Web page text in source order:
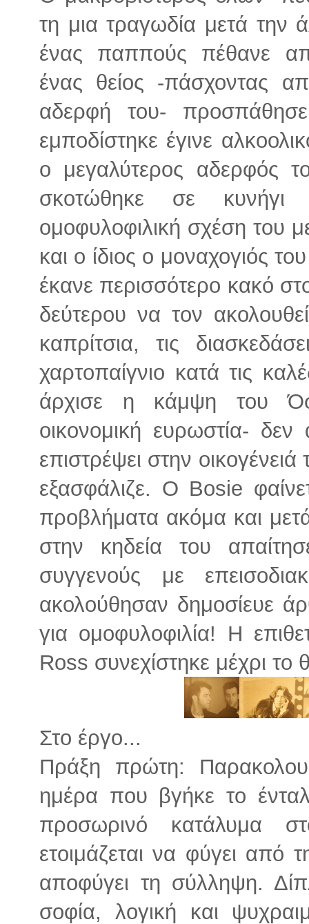
τη μια τραγωδία μετά την
ένας παππούς πέθανε
ένας θείος -πάσχοντας
αδερφή του-
εμποδίστηκε έγινε
ο μεγαλύτερος αδερφός
σκοτώθηκε σε
ομοφυλοφιλική σχέση του
και ο ίδιος ο μοναχογιός
έκανε περισσότερο κακό
δεύτερου να τον
καπρίτσια, τις
χαρτοπαίγνιο κατά τις
άρχισε η κάμψη του
οικονομική ευρωστία-
επιστρέψει στην
εξασφάλιζε. Ο Bosie
προβλήματα ακόμα και
στην κηδεία του
συγγενούς με
ακολούθησαν δημοσίευε
για ομοφυλοφιλία! Η
Ross συνεχίστηκε μέχρι το
Στο έργο...
Πράξη πρώτη:
ημέρα που βγήκε το
προσωρινό κατάλυμα
ετοιμάζεται να φύγει
αποφύγει τη σύλληψη.
σοφία, λογική και